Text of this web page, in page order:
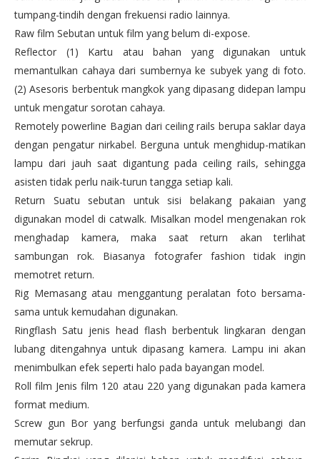
tumpang-tindih dengan frekuensi radio lainnya.
Raw film Sebutan untuk film yang belum di-expose.
Reflector (1) Kartu atau bahan yang digunakan untuk
memantulkan cahaya dari sumbernya ke subyek yang di foto.
(2) Asesoris berbentuk mangkok yang dipasang didepan lampu
untuk mengatur sorotan cahaya.
Remotely powerline Bagian dari ceiling rails berupa saklar daya
dengan pengatur nirkabel. Berguna untuk menghidup-matikan
lampu dari jauh saat digantung pada ceiling rails, sehingga
asisten tidak perlu naik-turun tangga setiap kali.
Return Suatu sebutan untuk sisi belakang pakaian yang
digunakan model di catwalk. Misalkan model mengenakan rok
menghadap kamera, maka saat return akan terlihat
sambungan rok. Biasanya fotografer fashion tidak ingin
memotret return.
Rig Memasang atau menggantung peralatan foto bersama-
sama untuk kemudahan digunakan.
Ringflash Satu jenis head flash berbentuk lingkaran dengan
lubang ditengahnya untuk dipasang kamera. Lampu ini akan
menimbulkan efek seperti halo pada bayangan model.
Roll film Jenis film 120 atau 220 yang digunakan pada kamera
format medium.
Screw gun Bor yang berfungsi ganda untuk melubangi dan
memutar sekrup.